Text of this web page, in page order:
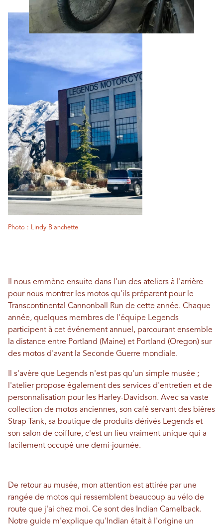
Photo : Lindy Blanchette
Il nous emmène ensuite dans l'un des ateliers à l'arrière
pour nous montrer les motos qu'ils préparent pour le
Transcontinental Cannonball Run de cette année. Chaque
année, quelques membres de l'équipe Legends
participent à cet événement annuel, parcourant ensemble
la distance entre Portland (Maine) et Portland (Oregon) sur
des motos d'avant la Seconde Guerre mondiale.
Il s'avère que Legends n'est pas qu'un simple musée ;
l'atelier propose également des services d'entretien et de
personnalisation pour les Harley-Davidson. Avec sa vaste
collection de motos anciennes, son café servant des bières
Strap Tank, sa boutique de produits dérivés Legends et
son salon de coiffure, c'est un lieu vraiment unique qui a
facilement occupé une demi-journée.
De retour au musée, mon attention est attirée par une
rangée de motos qui ressemblent beaucoup au vélo de
route que j'ai chez moi. Ce sont des Indian Camelback.
Notre guide m'explique qu'Indian était à l'origine un